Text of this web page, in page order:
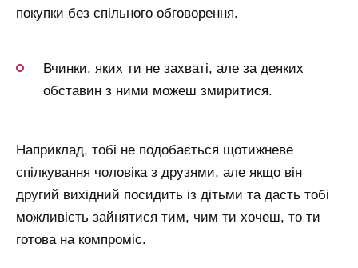
покупки без спільного обговорення.
Вчинки, яких ти не захваті, але за деяких
обставин з ними можеш змиритися.
Наприклад, тобі не подобається щотижневе
спілкування чоловіка з друзями, але якщо він
другий вихідний посидить із дітьми та дасть тобі
можливість зайнятися тим, чим ти хочеш, то ти
готова на компроміс.